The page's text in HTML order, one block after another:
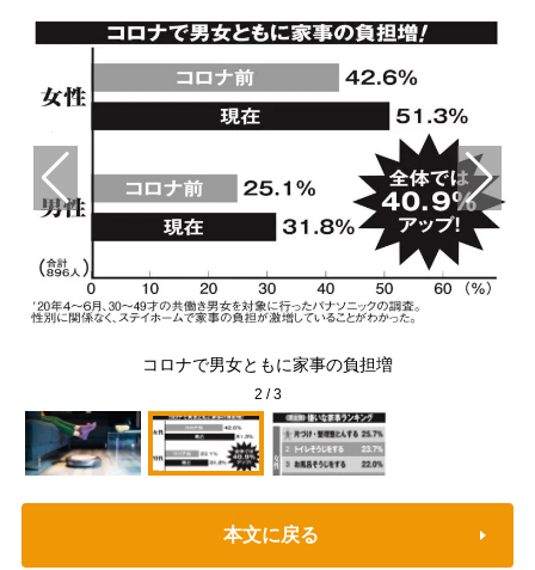
コロナで男女ともに家事の負担増
2 /3
本文に戻る